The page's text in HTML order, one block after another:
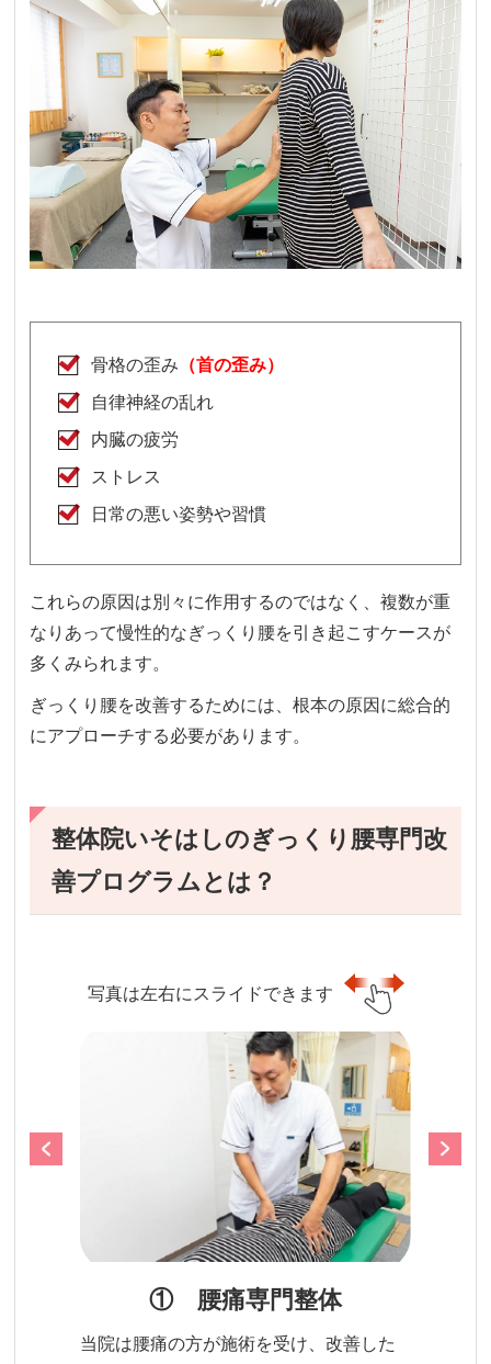
骨格の歪み （首の歪み）
自律神経の乱れ
内臓の疲労
ストレス
日常の悪い姿勢や習慣
これらの原因は別々に作用するのではなく、複数が重
なりあって慢性的なぎっくり腰を引き起こすケースが
多くみられます。
ぎっくり腰を改善するためには、根本の原因に総合的
にアプローチする必要があります。
整体院いそはしのぎっくり腰専門改
善プログラムとは？
写真は左右にスライドできます
① 腰痛専門整体
当院は腰痛の方が施術を受け、改善した